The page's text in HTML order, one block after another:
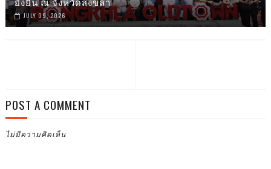
JULY 09, 2026
POST A COMMENT
ไม่มีความคิดเห็น